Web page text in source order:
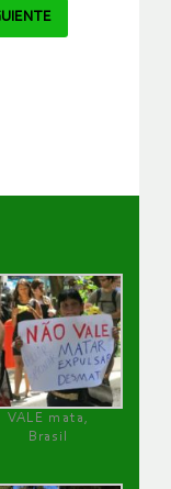
VALE mata,
Brasil